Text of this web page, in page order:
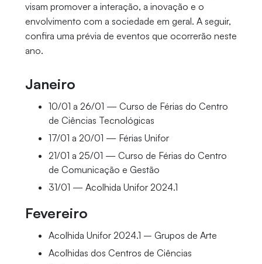
visam promover a interação, a inovação e o
envolvimento com a sociedade em geral. A seguir,
confira uma prévia de eventos que ocorrerão neste
ano.
Janeiro
10/01 a 26/01 — Curso de Férias do Centro
de Ciências Tecnológicas
17/01 a 20/01 — Férias Unifor
21/01 a 25/01 — Curso de Férias do Centro
de Comunicação e Gestão
31/01 — Acolhida Unifor 2024.1
Fevereiro
Acolhida Unifor 2024.1 – Grupos de Arte
Acolhidas dos Centros de Ciências